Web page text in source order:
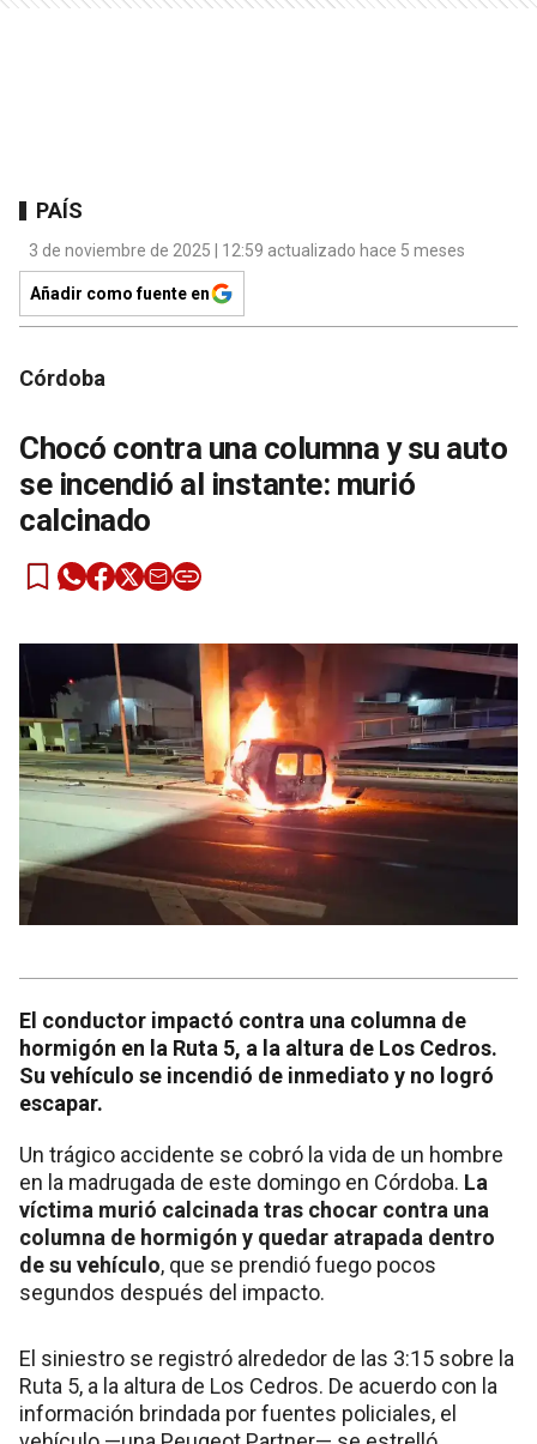
PAÍS
3 de noviembre de 2025 | 12:59 actualizado hace 5 meses
Añadir como fuente en
Córdoba
Chocó contra una columna y su auto
se incendió al instante: murió
calcinado
El conductor impactó contra una columna de
hormigón en la Ruta 5, a la altura de Los Cedros.
Su vehículo se incendió de inmediato y no logró
escapar.
Un trágico accidente se cobró la vida de un hombre
en la madrugada de este domingo en Córdoba. La
víctima murió calcinada tras chocar contra una
columna de hormigón y quedar atrapada dentro
de su vehículo, que se prendió fuego pocos
segundos después del impacto.
El siniestro se registró alrededor de las 3:15 sobre la
Ruta 5, a la altura de Los Cedros. De acuerdo con la
información brindada por fuentes policiales, el